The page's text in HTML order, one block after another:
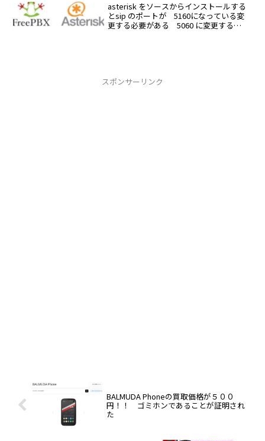
asterisk をソースからインストールする
とsip のポートが 5160になっている変
更する必要がある 5060 に変更する
スポンサーリンク
BALMUDA Phoneの買取価格が５００
円！！ ゴミホンであることが証明され
た